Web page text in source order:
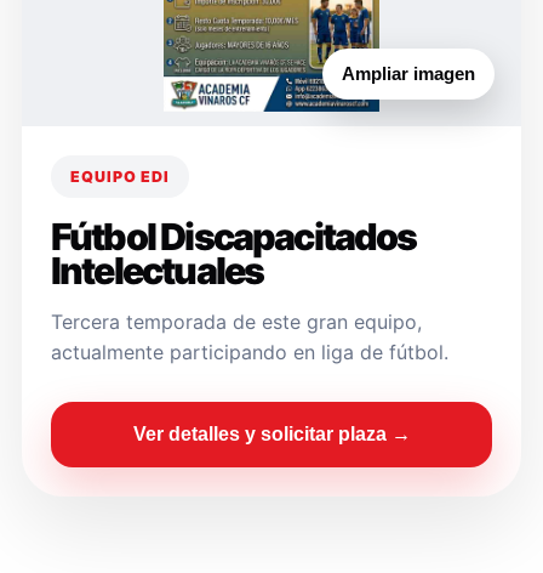
Ampliar imagen
EQUIPO EDI
Fútbol Discapacitados
Intelectuales
Tercera temporada de este gran equipo,
actualmente participando en liga de fútbol.
Ver detalles y solicitar plaza →